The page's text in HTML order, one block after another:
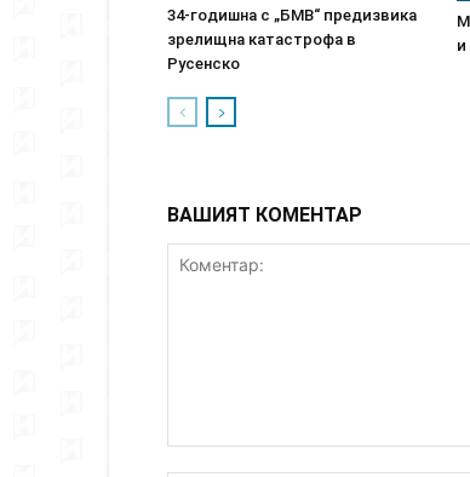
34-годишна с „БМВ“ предизвика
зрелищна катастрофа в
Русенско
и
ВАШИЯТ КОМЕНТАР